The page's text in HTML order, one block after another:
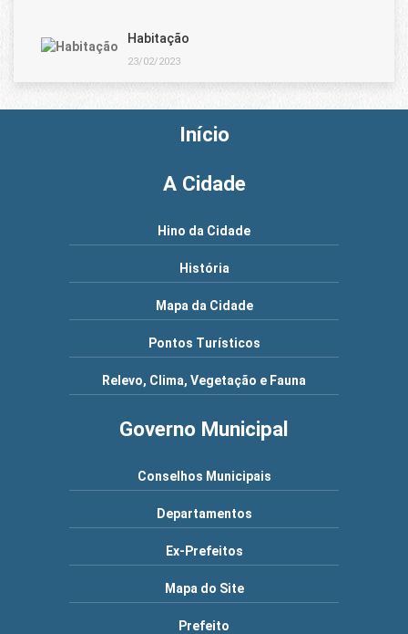
Habitação
23/02/2023
Início
A Cidade
Hino da Cidade
História
Mapa da Cidade
Pontos Turísticos
Relevo, Clima, Vegetação e Fauna
Governo Municipal
Conselhos Municipais
Departamentos
Ex-Prefeitos
Mapa do Site
Prefeito